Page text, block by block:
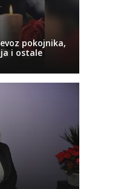
pokojnika,
i ostale